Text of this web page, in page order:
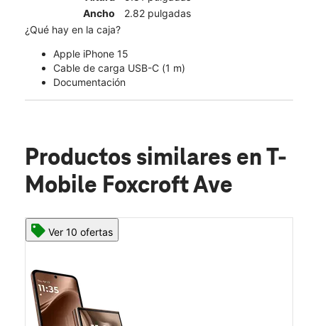
Ancho
2.82 pulgadas
¿Qué hay en la caja?
Apple iPhone 15
Cable de carga USB-C (1 m)
Documentación
Productos similares en T-
Mobile Foxcroft Ave
Ver 10 ofertas